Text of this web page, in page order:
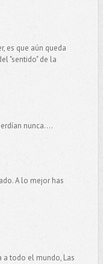
es que aún queda
"sentido" de la
nunca....
A lo mejor has
a todo el mundo, Las